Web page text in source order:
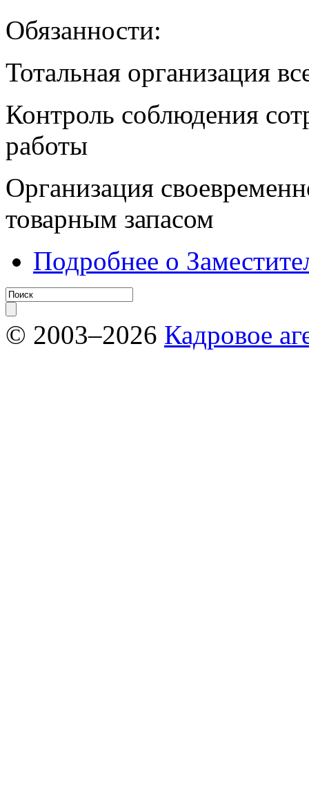
Обязанности:
Тотальная организация
Контроль соблюдения
работы
Организация
товарным запасом
Подробнее о
© 2003–2026 Кадровое